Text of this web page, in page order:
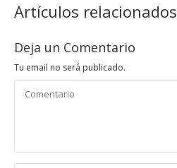
Artículos relacionados
Deja un Comentario
Tu email no será publicado.